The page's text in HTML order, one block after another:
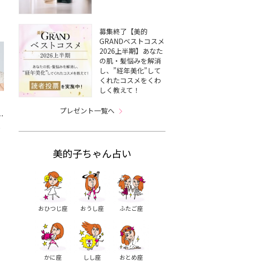
募集終了【美的
GRANDベストコスメ
2026上半期】あなた
の肌・髪悩みを解消
し、”経年美化”して
くれたコスメをくわ
しく教えて！
プレゼント一覧へ
美的子ちゃん占い
おひつじ座 おうし座 ふたご座
かに座 しし座 おとめ座